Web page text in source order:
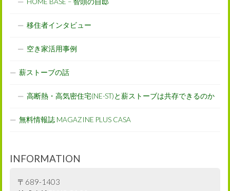
移住者インタビュー
空き家活用事例
薪ストーブの話
高断熱・高気密住宅(NE-ST)と薪ストーブは共存できるのか
無料情報誌 MAGAZINE PLUS CASA
INFORMATION
〒689-1403